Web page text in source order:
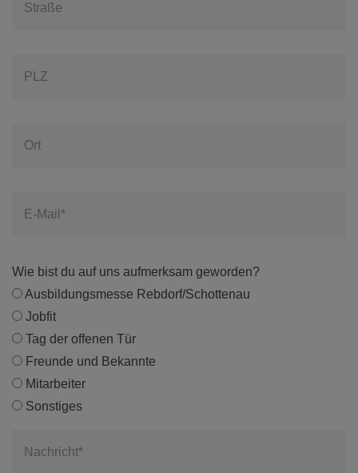
Straße
PLZ
Ort
E-Mail*
Wie bist du auf uns aufmerksam geworden?
Ausbildungsmesse Rebdorf/Schottenau
Jobfit
Tag der offenen Tür
Freunde und Bekannte
Mitarbeiter
Sonstiges
Nachricht*